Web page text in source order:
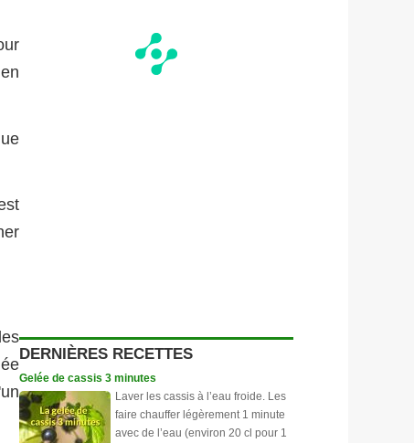
DERNIÈRES RECETTES
Gelée de cassis 3 minutes
Laver les cassis à l’eau froide. Les
faire chauffer légèrement 1 minute
avec de l’eau (environ 20 cl pour 1